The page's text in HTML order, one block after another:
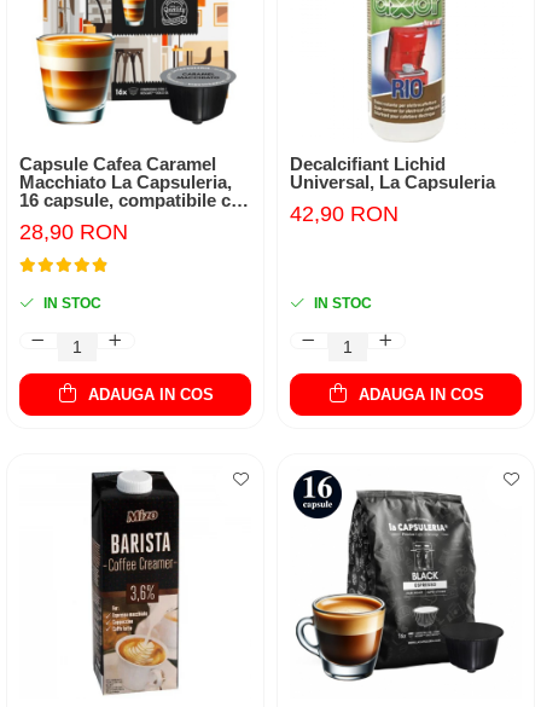
Capsule Cafea Caramel
Macchiato La Capsuleria,
16 capsule, compatibile cu
28,90 RON
IN STOC
ADAUGA IN COS
Decalcifiant Lichid
Universal, La Capsuleria
42,90 RON
IN STOC
ADAUGA IN COS